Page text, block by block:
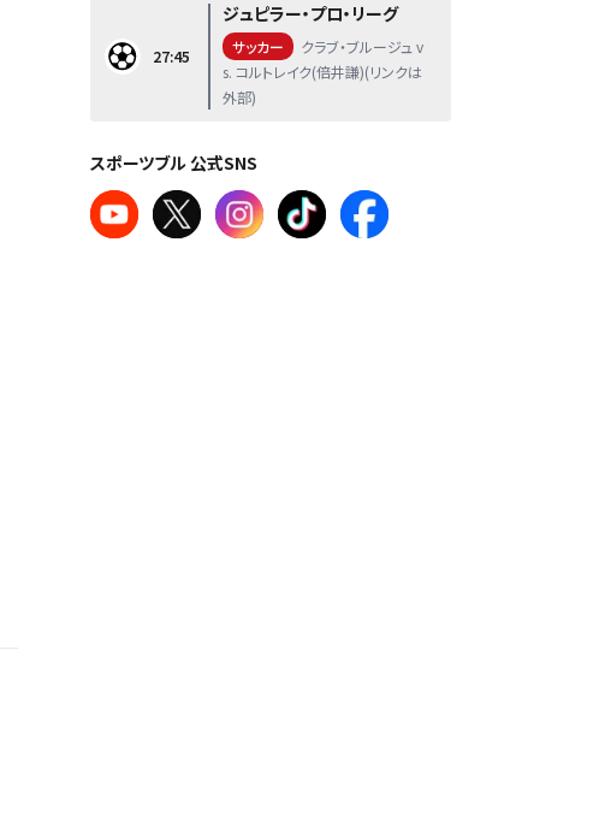
27:45
ジュピラー・プロ・リーグ
サッカー
クラブ・ブルージュ v
s. コルトレイク(倍井謙)(リンクは
外部)
スポーツブル 公式SNS